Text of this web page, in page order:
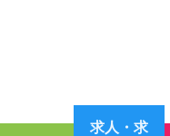
求人・求